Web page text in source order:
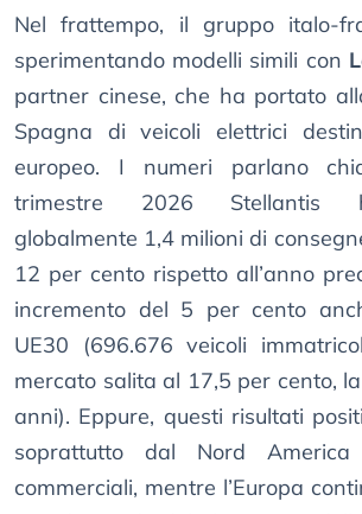
Nel frattempo, il gruppo italo-
sperimentando modelli simili con
partner cinese, che ha portato
Spagna di veicoli elettrici
europeo. I numeri parlano
trimestre 2026 Stellantis
globalmente 1,4 milioni di
12 per cento rispetto all’anno
incremento del 5 per cento
UE30 (696.676 veicoli
mercato salita al 17,5 per cento,
anni). Eppure, questi risultati
soprattutto dal Nord
commerciali, mentre l’Europa